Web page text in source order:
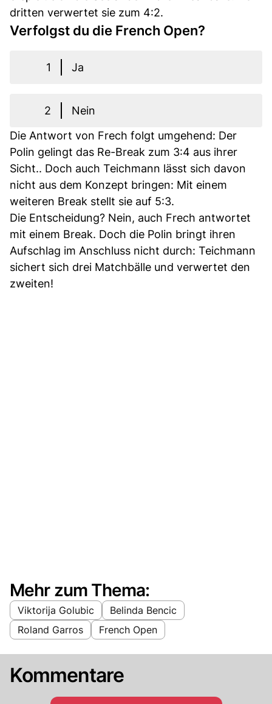
dritten verwertet sie zum 4:2.
Verfolgst du die French Open?
1 Ja
2
Nein
Die Antwort von Frech folgt umgehend: Der
Polin gelingt das Re-Break zum 3:4 aus ihrer
Sicht.. Doch auch Teichmann lässt sich davon
nicht aus dem Konzept bringen: Mit einem
weiteren Break stellt sie auf 5:3.
Die Entscheidung? Nein, auch Frech antwortet
mit einem Break. Doch die Polin bringt ihren
Aufschlag im Anschluss nicht durch: Teichmann
sichert sich drei Matchbälle und verwertet den
zweiten!
Mehr zum Thema:
Viktorija Golubic
Belinda Bencic
Roland Garros
French Open
Kommentare